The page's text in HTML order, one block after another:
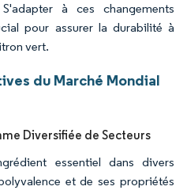
à ces changements
pour assurer la durabilité à
vert.
du Marché Mondial
Diversifiée de Secteurs
essentiel dans divers
et de ses propriétés